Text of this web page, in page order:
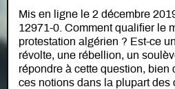
Mis en ligne le 2 décembre
12971-0. Comment qualifier le
protestation algérien ? Est-ce
révolte, une rébellion, un
répondre à cette question, bien
ces notions dans la plupart des